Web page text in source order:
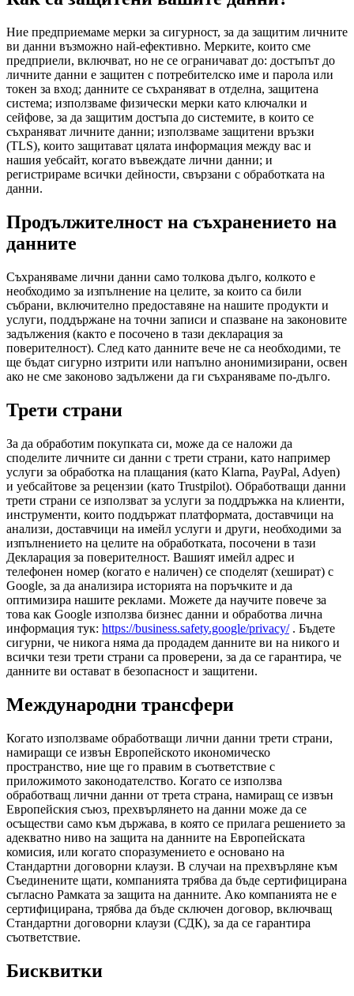
Ние предприемаме мерки за сигурност, за да защитим личните
ви данни възможно най-ефективно. Мерките, които сме
предприели, включват, но не се ограничават до: достъпът до
личните данни е защитен с потребителско име и парола или
токен за вход; данните се съхраняват в отделна, защитена
система; използваме физически мерки като ключалки и
сейфове, за да защитим достъпа до системите, в които се
съхраняват личните данни; използваме защитени връзки
(TLS), които защитават цялата информация между вас и
нашия уебсайт, когато въвеждате лични данни; и
регистрираме всички дейности, свързани с обработката на
данни.
Продължителност на съхранението на
данните
Съхраняваме лични данни само толкова дълго, колкото е
необходимо за изпълнение на целите, за които са били
събрани, включително предоставяне на нашите продукти и
услуги, поддържане на точни записи и спазване на законовите
задължения (както е посочено в тази декларация за
поверителност). След като данните вече не са необходими, те
ще бъдат сигурно изтрити или напълно анонимизирани, освен
ако не сме законово задължени да ги съхраняваме по-дълго.
Трети страни
За да обработим покупката си, може да се наложи да
споделите личните си данни с трети страни, като например
услуги за обработка на плащания (като Klarna, PayPal, Adyen)
и уебсайтове за рецензии (като Trustpilot). Обработващи данни
трети страни се използват за услуги за поддръжка на клиенти,
инструменти, които поддържат платформата, доставчици на
анализи, доставчици на имейл услуги и други, необходими за
изпълнението на целите на обработката, посочени в тази
Декларация за поверителност. Вашият имейл адрес и
телефонен номер (когато е наличен) се споделят (хешират) с
Google, за да анализира историята на поръчките и да
оптимизира нашите реклами. Можете да научите повече за
това как Google използва бизнес данни и обработва лична
информация тук: https://business.safety.google/privacy/. Бъдете
сигурни, че никога няма да продадем данните ви на никого и
всички тези трети страни са проверени, за да се гарантира, че
данните ви остават в безопасност и защитени.
Международни трансфери
Когато използваме обработващи лични данни трети страни,
намиращи се извън Европейското икономическо
пространство, ние ще го правим в съответствие с
приложимото законодателство. Когато се използва
обработващ лични данни от трета страна, намиращ се извън
Европейския съюз, прехвърлянето на данни може да се
осъществи само към държава, в която се прилага решението за
адекватно ниво на защита на данните на Европейската
комисия, или когато споразумението е основано на
Стандартни договорни клаузи. В случаи на прехвърляне към
Съединените щати, компанията трябва да бъде сертифицирана
съгласно Рамката за защита на данните. Ако компанията не е
сертифицирана, трябва да бъде сключен договор, включващ
Стандартни договорни клаузи (СДК), за да се гарантира
съответствие.
Бисквитки